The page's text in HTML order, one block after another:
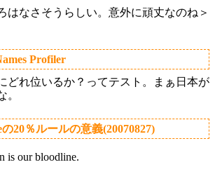
はなさそうらしい。意外に頑丈なのね＞
Profiler
どれ位いるか？ってテスト。まぁ日本が
。
の20％ルールの意義(20070827)
is our bloodline.